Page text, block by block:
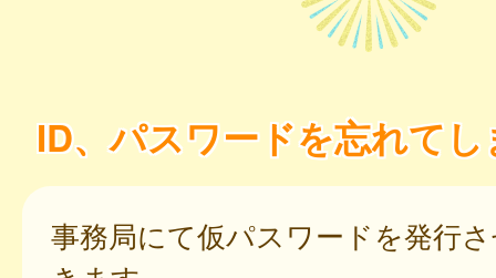
ID、パスワードを忘れて
事務局にて仮パスワードを発行